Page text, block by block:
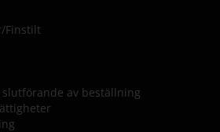
/Finstilt
av beställning